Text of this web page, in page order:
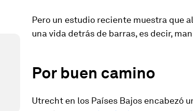
Pero un estudio reciente muestra que
una vida detrás de barras, es decir,
Por buen camino
Utrecht en los Países Bajos encabezó